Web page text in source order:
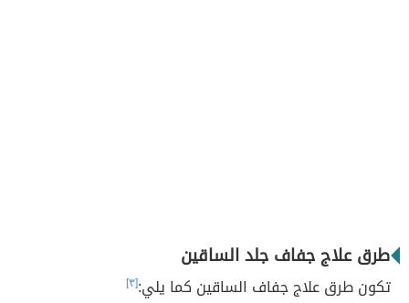
طرق علاج جفاف جلد الساقين
تكون طرق علاج جفاف الساقين كما يلي:[٣]